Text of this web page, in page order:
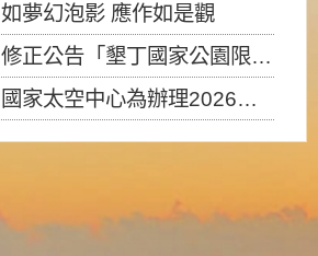
如夢幻泡影 應作如是觀
修正公告「墾丁國家公園限制水域遊憩活動之種類、範圍、時間及行為」，自即日生效。
國家太空中心為辦理2026台灣盃火箭競賽，陸、海、空域警戒及協調相關事宜，因颱風備案事宜